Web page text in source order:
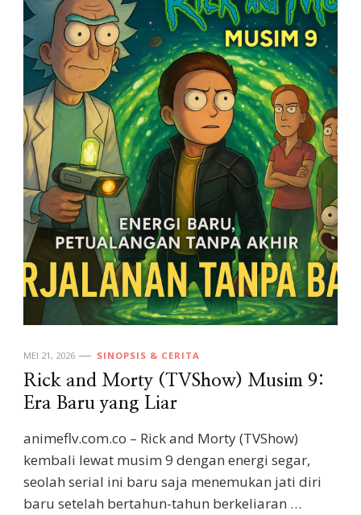
MEI 21, 2026 SINOPSIS & CERITA
Rick and Morty (TVShow) Musim 9:
Era Baru yang Liar
animeflv.com.co – Rick and Morty (TVShow)
kembali lewat musim 9 dengan energi segar,
seolah serial ini baru saja menemukan jati diri
baru setelah bertahun-tahun berkeliaran …